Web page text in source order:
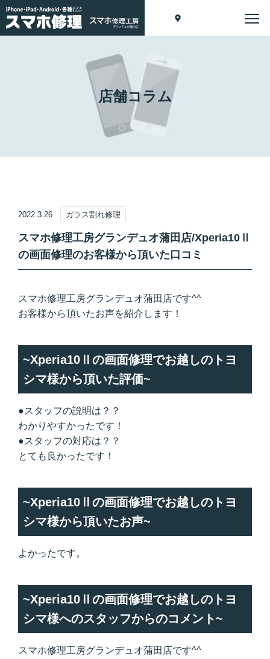
店舗コラム
2022.3.26 ガラス割れ修理
スマホ修理工房グランデュオ蒲田店/Xperia10Ⅱ
の画面修理のお客様から頂いた口コミ
スマホ修理工房グランデュオ蒲田店です^^
お客様から頂いたお声を紹介します！
~Xperia10Ⅱの画面修理でお越しのトヨ
シマ様から頂いた評価~
●スタッフの説明は？？
わかりやすかったです！
●スタッフの対応は？？
とても良かったです！
~Xperia10Ⅱの画面修理でお越しのトヨ
シマ様から頂いたお声~
よかったです。
~Xperia10Ⅱの画面修理でお越しのトヨ
シマ様へのスタッフからのコメント~
スマホ修理工房グランデュオ蒲田店です^^